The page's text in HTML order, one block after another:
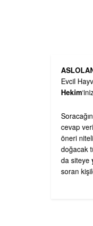
Evcil
Hekim
cevap
öneri
doğacak
da siteye
soran